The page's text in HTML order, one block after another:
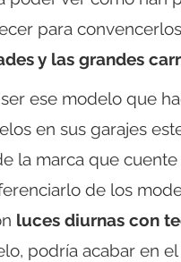
para
y las grandes
ese modelo que
en sus garajes
la marca que
de los
luces diurnas con
podría acabar en